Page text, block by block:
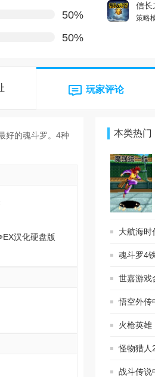
50%
50%
信长
策略
玩家评论
好的魂斗罗。4种
汉化硬盘版
本类热门
大航海时
盘版
魂斗罗4
16种不通
世嘉游戏
悟空外传
火枪英雄
怪物猎人
战斗传说